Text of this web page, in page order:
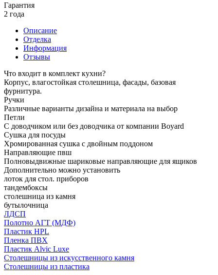
Гарантия
2 года
Описание
Отделка
Информация
Отзывы
Что входит в комплект кухни?
Корпус, влагостойкая столешница, фасады, базовая
фурнитура.
Ручки
Различные варианты дизайна и материала на выбор
Петли
С доводчиком или без доводчика от компании Boyard
Сушка для посуды
Хромированная сушка с двойным поддоном
Направляющие пвш
Полновыдвижные шариковые направляющие для ящиков
Дополнительно можно установить
лоток для стол. приборов
тандембоксы
столешница из камня
бутылочница
ЛДСП
Полотно АГТ (МДФ)
Пластик HPL
Пленка ПВХ
Пластик Alvic Luxe
Столешницы из искусственного камня
Столешницы из пластика